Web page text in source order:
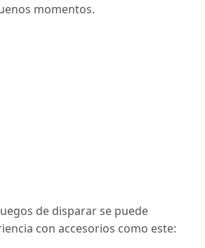
momentos.
de disparar se puede
con accesorios como este: